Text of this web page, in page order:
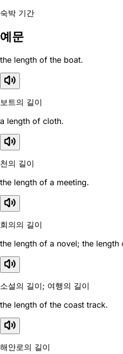
숙박 기간
예문
the length of the boat.
보트의 길이
a length of cloth.
천의 길이
the length of a meeting.
회의의 길이
the length of a novel; the length
소설의 길이; 여행의 길이
the length of the coast track.
해안로의 길이